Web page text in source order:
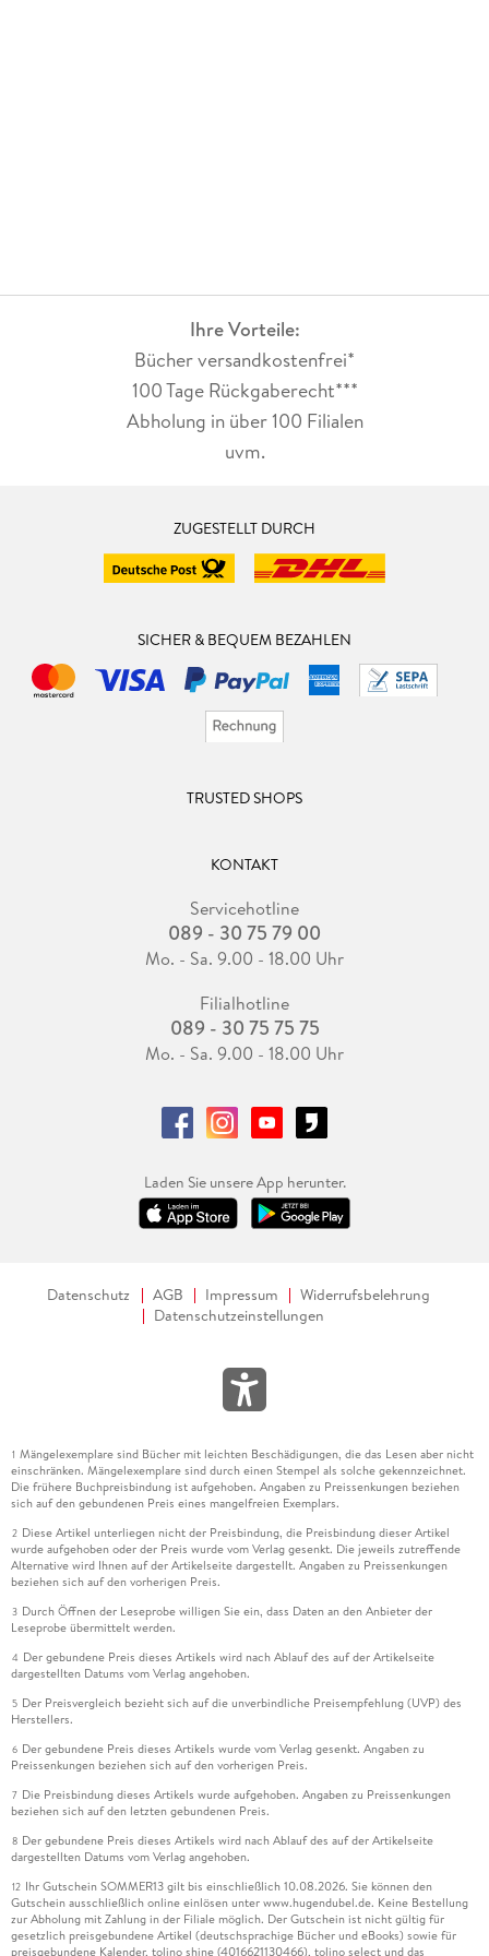
Ihre Vorteile:
Bücher versandkostenfrei*
100 Tage Rückgaberecht***
Abholung in über 100 Filialen
uvm.
ZUGESTELLT DURCH
SICHER & BEQUEM BEZAHLEN
TRUSTED SHOPS
KONTAKT
Servicehotline
089 - 30 75 79 00
Mo. - Sa. 9.00 - 18.00 Uhr
Filialhotline
089 - 30 75 75 75
Mo. - Sa. 9.00 - 18.00 Uhr
Laden Sie unsere App herunter.
Datenschutz AGB Impressum
Widerrufsbelehrung
Datenschutzeinstellungen
1 Mängelexemplare sind Bücher mit leichten Beschädigungen, die das Lesen aber nicht
einschränken. Mängelexemplare sind durch einen Stempel als solche gekennzeichnet.
Die frühere Buchpreisbindung ist aufgehoben. Angaben zu Preissenkungen beziehen
sich auf den gebundenen Preis eines mangelfreien Exemplars.
2 Diese Artikel unterliegen nicht der Preisbindung, die Preisbindung dieser Artikel
wurde aufgehoben oder der Preis wurde vom Verlag gesenkt. Die jeweils zutreffende
Alternative wird Ihnen auf der Artikelseite dargestellt. Angaben zu Preissenkungen
beziehen sich auf den vorherigen Preis.
3 Durch Öffnen der Leseprobe willigen Sie ein, dass Daten an den Anbieter der
Leseprobe übermittelt werden.
4 Der gebundene Preis dieses Artikels wird nach Ablauf des auf der Artikelseite
dargestellten Datums vom Verlag angehoben.
5 Der Preisvergleich bezieht sich auf die unverbindliche Preisempfehlung (UVP) des
Herstellers.
6 Der gebundene Preis dieses Artikels wurde vom Verlag gesenkt. Angaben zu
Preissenkungen beziehen sich auf den vorherigen Preis.
7 Die Preisbindung dieses Artikels wurde aufgehoben. Angaben zu Preissenkungen
beziehen sich auf den letzten gebundenen Preis.
8 Der gebundene Preis dieses Artikels wird nach Ablauf des auf der Artikelseite
dargestellten Datums vom Verlag angehoben.
12 Ihr Gutschein SOMMER13 gilt bis einschließlich 10.08.2026. Sie können den
Gutschein ausschließlich online einlösen unter www.hugendubel.de. Keine Bestellung
zur Abholung mit Zahlung in der Filiale möglich. Der Gutschein ist nicht gültig für
gesetzlich preisgebundene Artikel (deutschsprachige Bücher und eBooks) sowie für
preisgebundene Kalender, tolino shine (4016621130466), tolino select und das